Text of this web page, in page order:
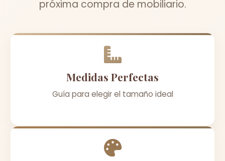
próxima compra de mobiliario.
Medidas Perfectas
Guía para elegir el tamaño ideal